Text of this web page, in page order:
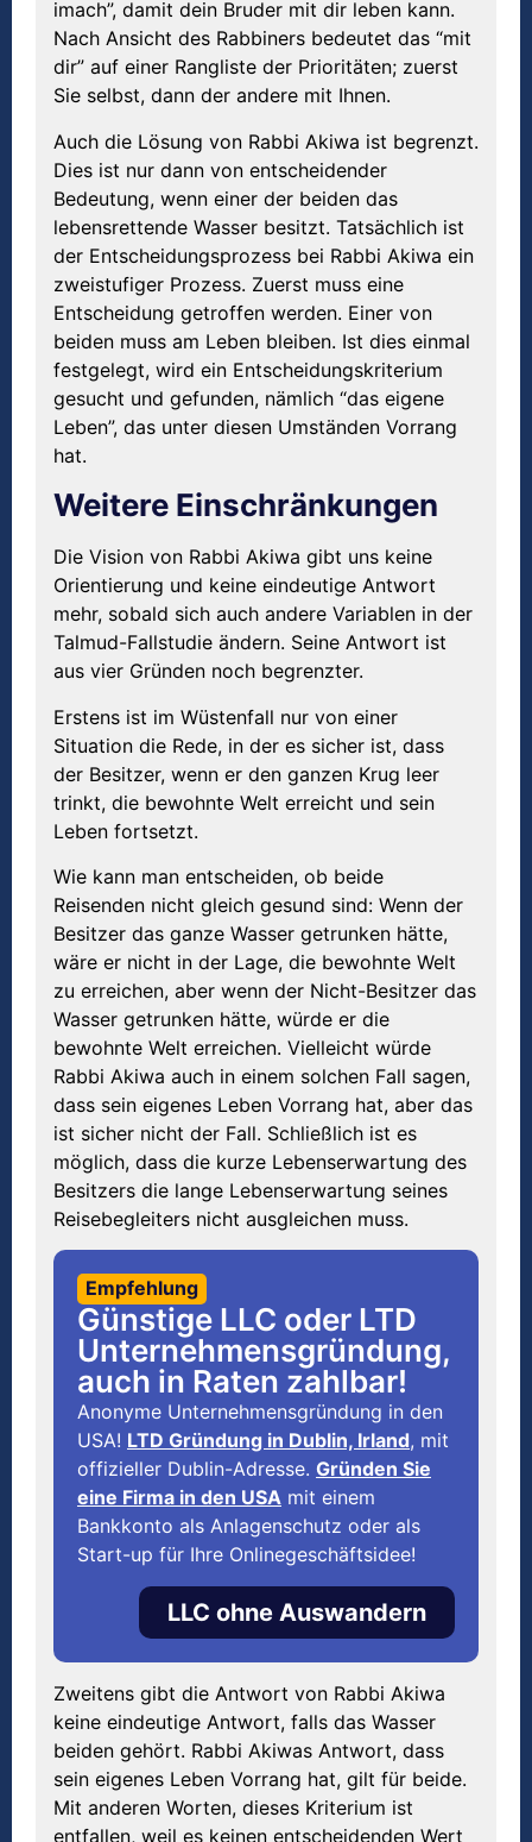
imach”, damit dein Bruder mit dir leben kann.
Nach Ansicht des Rabbiners bedeutet das “mit
dir” auf einer Rangliste der Prioritäten; zuerst
Sie selbst, dann der andere mit Ihnen.
Auch die Lösung von Rabbi Akiwa ist begrenzt.
Dies ist nur dann von entscheidender
Bedeutung, wenn einer der beiden das
lebensrettende Wasser besitzt. Tatsächlich ist
der Entscheidungsprozess bei Rabbi Akiwa ein
zweistufiger Prozess. Zuerst muss eine
Entscheidung getroffen werden. Einer von
beiden muss am Leben bleiben. Ist dies einmal
festgelegt, wird ein Entscheidungskriterium
gesucht und gefunden, nämlich “das eigene
Leben”, das unter diesen Umständen Vorrang
hat.
Weitere Einschränkungen
Die Vision von Rabbi Akiwa gibt uns keine
Orientierung und keine eindeutige Antwort
mehr, sobald sich auch andere Variablen in der
Talmud-Fallstudie ändern. Seine Antwort ist
aus vier Gründen noch begrenzter.
Erstens ist im Wüstenfall nur von einer
Situation die Rede, in der es sicher ist, dass
der Besitzer, wenn er den ganzen Krug leer
trinkt, die bewohnte Welt erreicht und sein
Leben fortsetzt.
Wie kann man entscheiden, ob beide
Reisenden nicht gleich gesund sind: Wenn der
Besitzer das ganze Wasser getrunken hätte,
wäre er nicht in der Lage, die bewohnte Welt
zu erreichen, aber wenn der Nicht-Besitzer das
Wasser getrunken hätte, würde er die
bewohnte Welt erreichen. Vielleicht würde
Rabbi Akiwa auch in einem solchen Fall sagen,
dass sein eigenes Leben Vorrang hat, aber das
ist sicher nicht der Fall. Schließlich ist es
möglich, dass die kurze Lebenserwartung des
Besitzers die lange Lebenserwartung seines
Reisebegleiters nicht ausgleichen muss.
Empfehlung
Günstige LLC oder LTD
Unternehmensgründung,
auch in Raten zahlbar!
Anonyme Unternehmensgründung in den
USA! LTD Gründung in Dublin, Irland, mit
offizieller Dublin-Adresse. Gründen Sie
eine Firma in den USA mit einem
Bankkonto als Anlagenschutz oder als
Start-up für Ihre Onlinegeschäftsidee!
LLC ohne Auswandern
Zweitens gibt die Antwort von Rabbi Akiwa
keine eindeutige Antwort, falls das Wasser
beiden gehört. Rabbi Akiwas Antwort, dass
sein eigenes Leben Vorrang hat, gilt für beide.
Mit anderen Worten, dieses Kriterium ist
entfallen, weil es keinen entscheidenden Wert